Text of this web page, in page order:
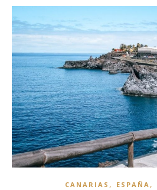
CANARIAS , ESPAÑA ,